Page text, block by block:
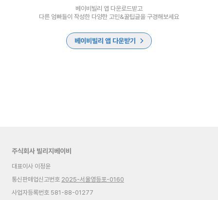
베이비빌리 앱 다운로드받고
다른 엄빠들이 작성한 다양한 고민&꿀팁글을 구경해보세요
베이비빌리 앱 다운받기
주식회사 빌리지베이비
대표이사 이정윤
통신판매업신고번호 2025-서울영등포-0160
사업자등록번호 581-88-01277